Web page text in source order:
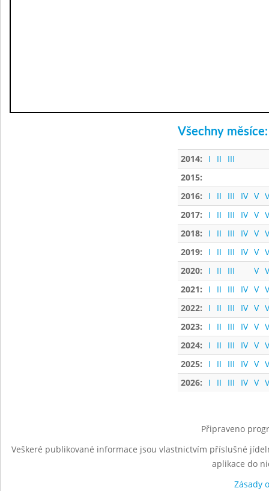
Všechny měsíce:
2014: I II
III
2015:
2016:
I II III IV V
2017:
I II III IV V
2018:
I II III IV V
2019:
I II III IV V
2020:
I II III V
2021:
I II III IV V
2022:
I II III IV V
2023:
I II III IV V
2024:
I II III IV V
2025:
I II III IV V
2026:
I II III IV V
Připraveno
Veškeré publikované informace jsou vlastnictvím příslušné
aplikace do
Zásady